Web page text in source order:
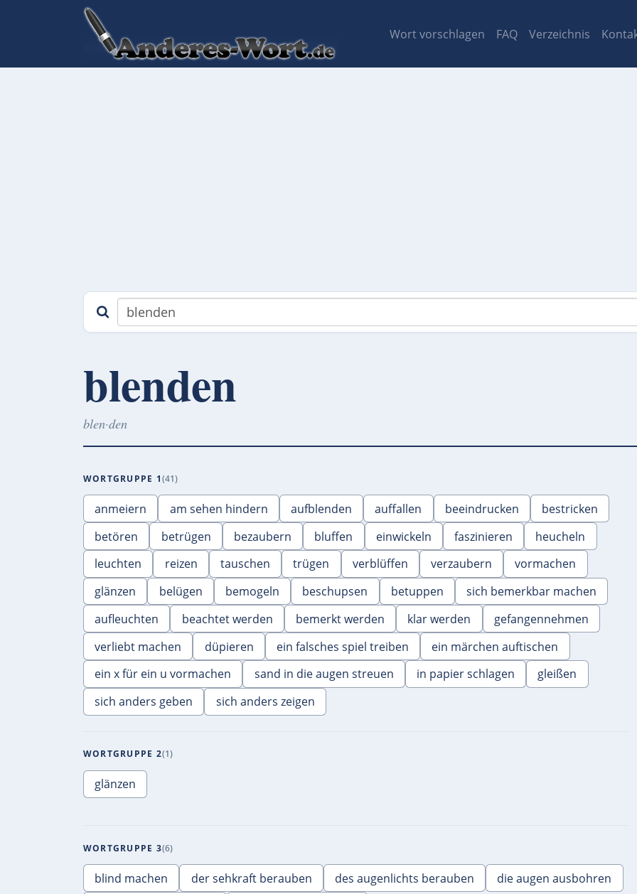
Wort vorschlagen FAQ Verzeichnis
blenden
blen·den
WORTGRUPPE 1 41
anmeiern am sehen hindern aufblenden auffallen beeindrucken
bestricken
betören
betrügen bezaubern bluffen einwickeln faszinieren
heucheln
leuchten
reizen tauschen trügen verblüffen verzaubern
vormachen
glänzen
belügen bemogeln beschupsen betuppen
sich bemerkbar machen
aufleuchten
beachtet werden bemerkt werden klar werden
gefangennehmen
verliebt machen
düpieren ein falsches spiel treiben
ein märchen auftischen
ein x für ein u vormachen
sand in die augen streuen in papier schlagen
gleißen
sich anders geben
sich anders zeigen
WORTGRUPPE 2 1
glänzen
WORTGRUPPE 3 6
blind machen der sehkraft berauben des augenlichts berauben
die augen ausbohren